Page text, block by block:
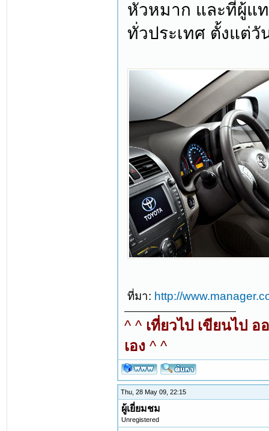
หัวหมาก และที่ผู้แ
ทั่วประเทศ ตั้งแต่วั
ที่มา: http://
^ ^ เที่ยวไป เขียนไป
เอง ^ ^
Thu, 28 May 09, 22:15
ผู้เยี่ยมชม
Unregistered